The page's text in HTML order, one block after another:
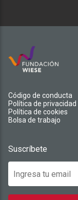
Código de conducta
Política de privacidad
Política de cookies
Bolsa de trabajo
Suscríbete